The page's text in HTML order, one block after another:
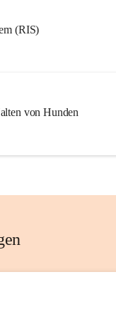
(RIS)
von Hunden